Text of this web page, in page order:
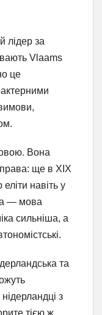
лідер за
Vlaams
це
Вона
права: ще в XIX
навіть у
— мова
сильніша, а
та
з
тією ж